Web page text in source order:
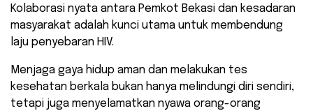
​Kolaborasi nyata antara Pemkot Bekasi dan kesadaran
masyarakat adalah kunci utama untuk membendung
laju penyebaran HIV.
Menjaga gaya hidup aman dan melakukan tes
kesehatan berkala bukan hanya melindungi diri sendiri,
tetapi juga menyelamatkan nyawa orang-orang